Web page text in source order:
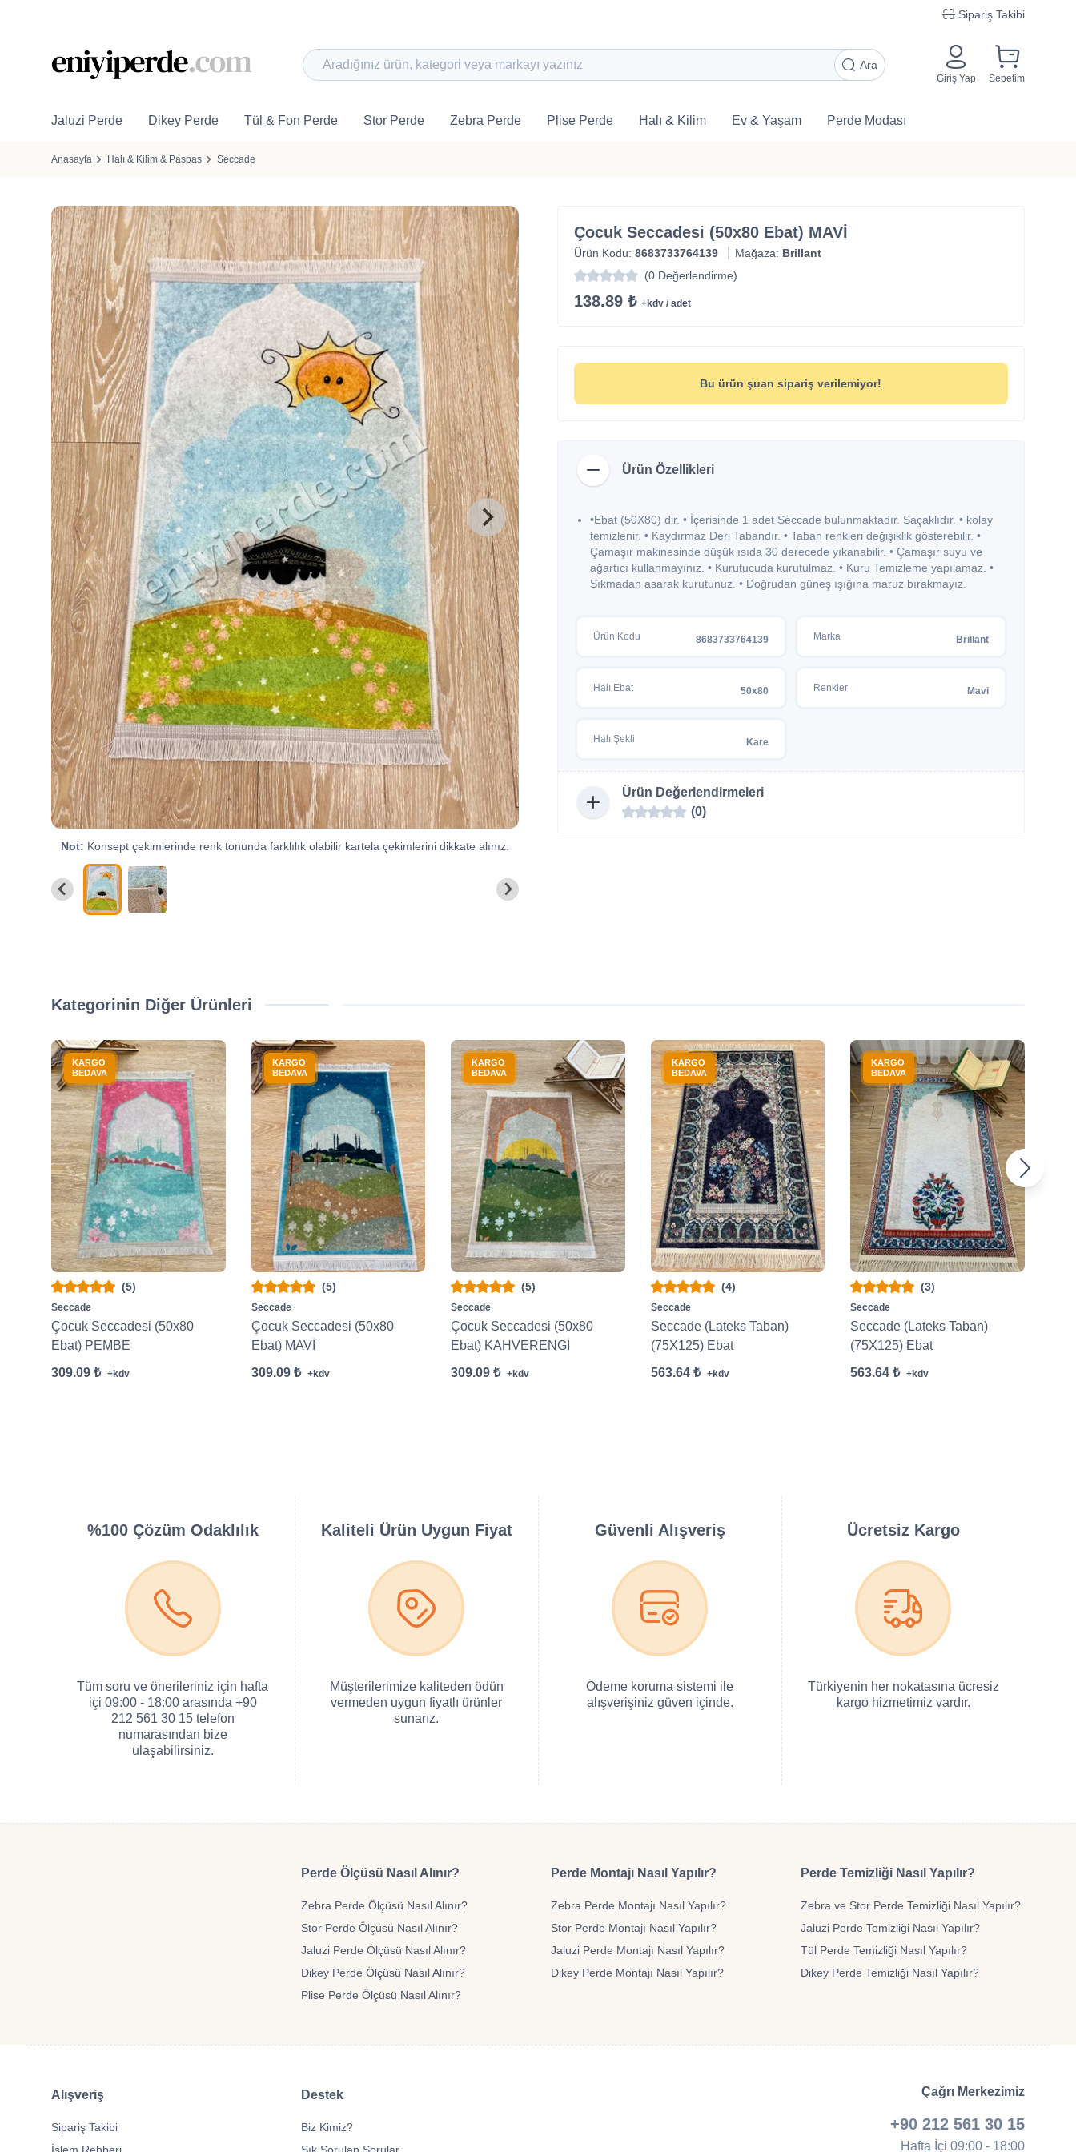
Sipariş Takibi
Giriş Yap Sepetim
Ara
Jaluzi Perde Dikey Perde Tül & Fon Perde Stor Perde Zebra Perde Plise Perde Halı & Kilim Ev & Yaşam Perde Modası
Anasayfa Halı & Kilim & Paspas Seccade
Not: Konsept çekimlerinde renk tonunda farklılık olabilir kartela çekimlerini dikkate alınız.
Çocuk Seccadesi (50x80 Ebat) MAVİ
Ürün Kodu: 8683733764139 Mağaza: Brillant
(0 Değerlendirme)
138.89 ₺ +kdv / adet
Bu ürün şuan sipariş verilemiyor!
Ürün Özellikleri
•Ebat (50X80) dir. • İçerisinde 1 adet Seccade bulunmaktadır. Saçaklıdır. • kolay
temizlenir. • Kaydırmaz Deri Tabandır. • Taban renkleri değişiklik gösterebilir. •
Çamaşır makinesinde düşük ısıda 30 derecede yıkanabilir. • Çamaşır suyu ve
ağartıcı kullanmayınız. • Kurutucuda kurutulmaz. • Kuru Temizleme yapılamaz. •
Sıkmadan asarak kurutunuz. • Doğrudan güneş ışığına maruz bırakmayız.
Ürün Kodu 8683733764139 Marka Brillant
Halı Ebat 50x80 Renkler Mavi
Halı Şekli Kare
Ürün Değerlendirmeleri
(0)
Kategorinin Diğer Ürünleri
KARGO
BEDAVA
(5)
Seccade
Çocuk Seccadesi (50x80
Ebat) PEMBE
309.09 ₺ +kdv
KARGO
BEDAVA
(5)
Seccade
Çocuk Seccadesi (50x80
Ebat) MAVİ
309.09 ₺
+kdv
KARGO
BEDAVA
(5)
Seccade
Çocuk Seccadesi (50x80
Ebat) KAHVERENGİ
309.09 ₺ +kdv
KARGO
BEDAVA
(4)
Seccade
Seccade (Lateks Taban)
(75X125) Ebat
563.64 ₺ +kdv
KARGO
BEDAVA
(3)
Seccade
Seccade (Lateks Taban)
(75X125) Ebat
563.64 ₺ +kdv
%100 Çözüm Odaklılık
Tüm soru ve önerileriniz için hafta
içi 09:00 - 18:00 arasında +90
212 561 30 15 telefon
numarasından bize
ulaşabilirsiniz.
Kaliteli Ürün Uygun Fiyat
Müşterilerimize kaliteden ödün
vermeden uygun fiyatlı ürünler
sunarız.
Güvenli Alışveriş
Ödeme koruma sistemi ile
alışverişiniz güven içinde.
Ücretsiz Kargo
Türkiyenin her nokatasına ücresiz
kargo hizmetimiz vardır.
Perde Ölçüsü Nasıl Alınır?
Zebra Perde Ölçüsü Nasıl Alınır?
Stor Perde Ölçüsü Nasıl Alınır?
Jaluzi Perde Ölçüsü Nasıl Alınır?
Dikey Perde Ölçüsü Nasıl Alınır?
Plise Perde Ölçüsü Nasıl Alınır?
Perde Montajı Nasıl Yapılır?
Zebra Perde Montajı Nasıl Yapılır?
Stor Perde Montajı Nasıl Yapılır?
Jaluzi Perde Montajı Nasıl Yapılır?
Dikey Perde Montajı Nasıl Yapılır?
Perde Temizliği Nasıl Yapılır?
Zebra ve Stor Perde Temizliği Nasıl Yapılır?
Jaluzi Perde Temizliği Nasıl Yapılır?
Tül Perde Temizliği Nasıl Yapılır?
Dikey Perde Temizliği Nasıl Yapılır?
Alışveriş
Sipariş Takibi
İşlem Rehberi
Destek
Biz Kimiz?
Sık Sorulan Sorular
Çağrı Merkezimiz
+90 212 561 30 15
Hafta İçi 09:00 - 18:00